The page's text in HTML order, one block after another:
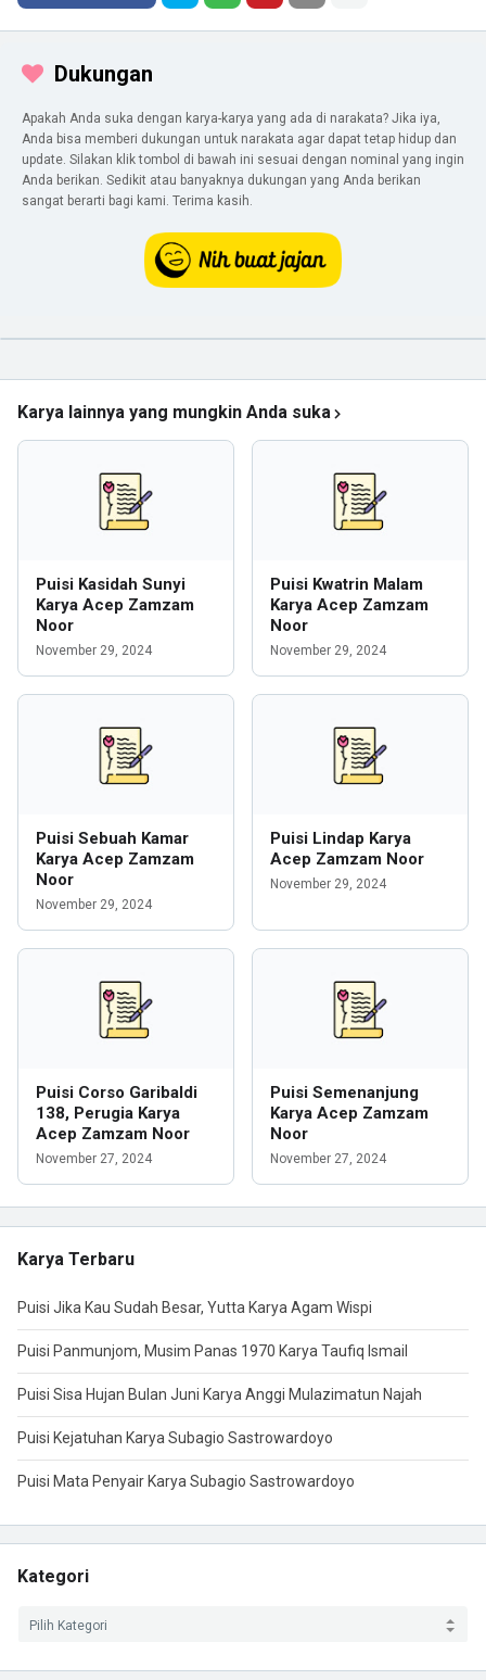
Dukungan
Apakah Anda suka dengan karya-karya yang ada di narakata? Jika iya,
Anda bisa memberi dukungan untuk narakata agar dapat tetap hidup dan
update. Silakan klik tombol di bawah ini sesuai dengan nominal yang ingin
Anda berikan. Sedikit atau banyaknya dukungan yang Anda berikan
sangat berarti bagi kami. Terima kasih.
Karya lainnya yang mungkin Anda suka
Puisi Kasidah Sunyi
Karya Acep Zamzam
Noor
November 29, 2024
Puisi Kwatrin Malam
Karya Acep Zamzam
Noor
November 29, 2024
Puisi Sebuah Kamar
Karya Acep Zamzam
Noor
November 29, 2024
Puisi Lindap Karya
Acep Zamzam Noor
November 29, 2024
Puisi Corso Garibaldi
138, Perugia Karya
Acep Zamzam Noor
November 27, 2024
Puisi Semenanjung
Karya Acep Zamzam
Noor
November 27, 2024
Karya Terbaru
Puisi Jika Kau Sudah Besar, Yutta Karya Agam Wispi
Puisi Panmunjom, Musim Panas 1970 Karya Taufiq Ismail
Puisi Sisa Hujan Bulan Juni Karya Anggi Mulazimatun Najah
Puisi Kejatuhan Karya Subagio Sastrowardoyo
Puisi Mata Penyair Karya Subagio Sastrowardoyo
Kategori